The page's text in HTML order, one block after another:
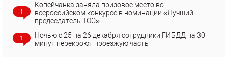
1
Копейчанка заняла призовое место во
всероссийском конкурсе в номинации «Лучший
председатель ТОС»
1
Ночью с 25 на 26 декабря сотрудники ГИБДД на 30
минут перекроют проезжую часть